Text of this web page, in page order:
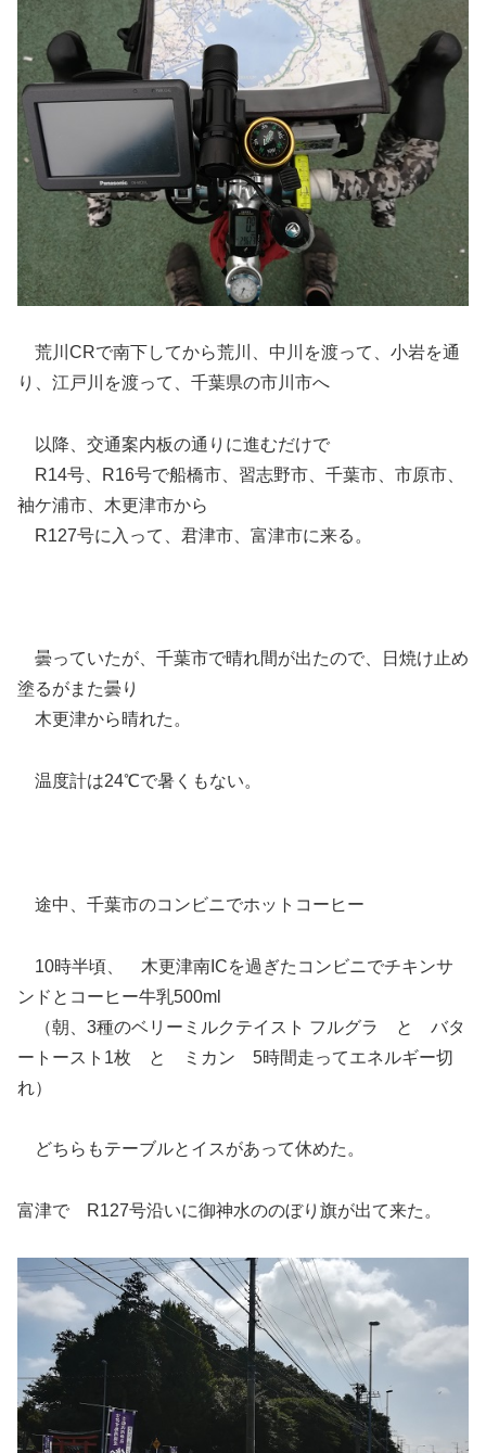
荒川CRで南下してから荒川、中川を渡って、小岩を通
り、江戸川を渡って、千葉県の市川市へ
以降、交通案内板の通りに進むだけで
R14号、R16号で船橋市、習志野市、千葉市、市原市、
袖ケ浦市、木更津市から
R127号に入って、君津市、富津市に来る。
曇っていたが、千葉市で晴れ間が出たので、日焼け止め
塗るがまた曇り
木更津から晴れた。
温度計は24℃で暑くもない。
途中、千葉市のコンビニでホットコーヒー
10時半頃、 木更津南ICを過ぎたコンビニでチキンサ
ンドとコーヒー牛乳500ml
（朝、3種のベリーミルクテイスト フルグラ と バタ
ートースト1枚 と ミカン 5時間走ってエネルギー切
れ）
どちらもテーブルとイスがあって休めた。
富津で R127号沿いに御神水ののぼり旗が出て来た。